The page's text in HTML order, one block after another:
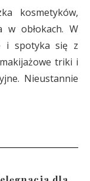
kosmetyków,
obłokach. W
i spotyka się z
triki i
Nieustannie